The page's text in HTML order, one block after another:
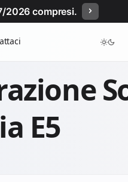
2026 compresi.
E5